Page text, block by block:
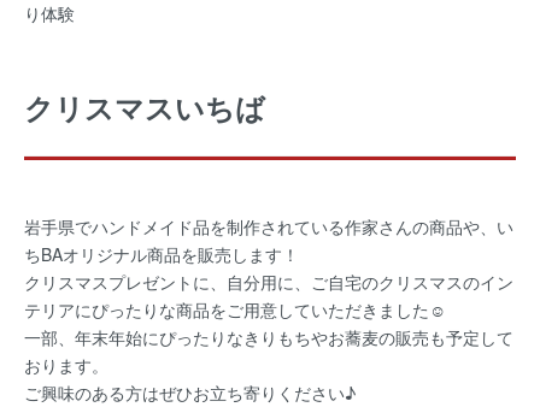
り体験
クリスマスいちば
岩手県でハンドメイド品を制作されている作家さんの商品や、い
ちBAオリジナル商品を販売します！
クリスマスプレゼントに、自分用に、ご自宅のクリスマスのイン
テリアにぴったりな商品をご用意していただきました☺
一部、年末年始にぴったりなきりもちやお蕎麦の販売も予定して
おります。
ご興味のある方はぜひお立ち寄りください♪